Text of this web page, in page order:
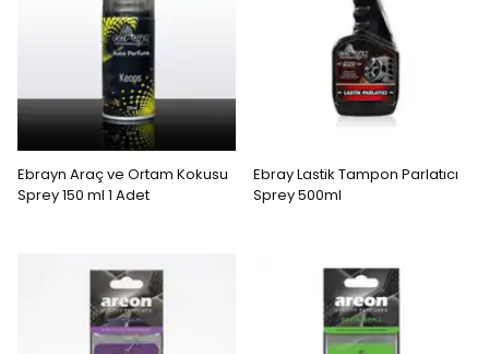
Ebrayn Araç ve Ortam Kokusu
Sprey 150 ml 1 Adet
Ebray Lastik Tampon Parlatıcı
Sprey 500ml